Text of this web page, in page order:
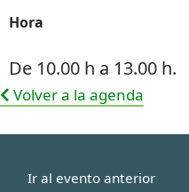
Hora
De 10.00 h a 13.00 h.
Volver a la agenda
Ir al evento anterior